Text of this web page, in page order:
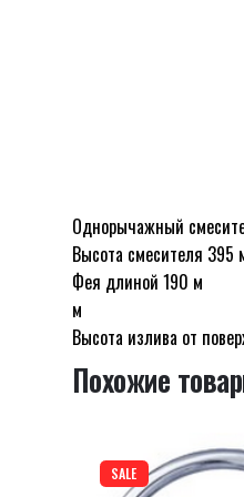
Однорычажный
Высота смесителя 395
Фея длиной 190 м
м
Высота излива от
Отзывов пока нет.
Будьте первым,
Ваш адрес
Оцените
LEAVE A REPLY
Похожие
SALE